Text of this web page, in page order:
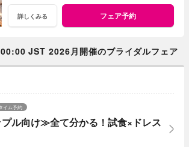
詳しくみる フェア予約
JST 2026月開催のブライダルフェア
ル向け≫全て分かる！試食×ドレス
イム予約